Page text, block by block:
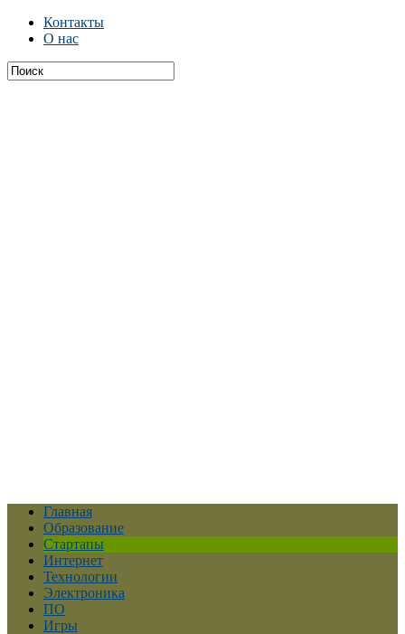
Контакты
О нас
Главная
Образование
Стартапы
Интернет
Технологии
Электроника
ПО
Игры